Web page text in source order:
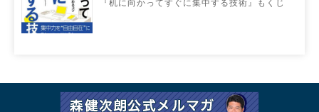
『机に向かってすぐに集中する技術』もくじ